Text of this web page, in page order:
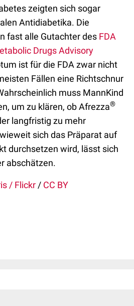
zeigten sich sogar
Antidiabetika. Die
fast alle Gutachter des FDA
Drugs Advisory
ist für die FDA zwar nicht
Fällen eine Richtschnur
muss MannKind
um zu klären, ob Afrezza®
langfristig zu mehr
sich das Präparat auf
durchsetzen wird, lässt sich
abschätzen.
/ Flickr / CC BY